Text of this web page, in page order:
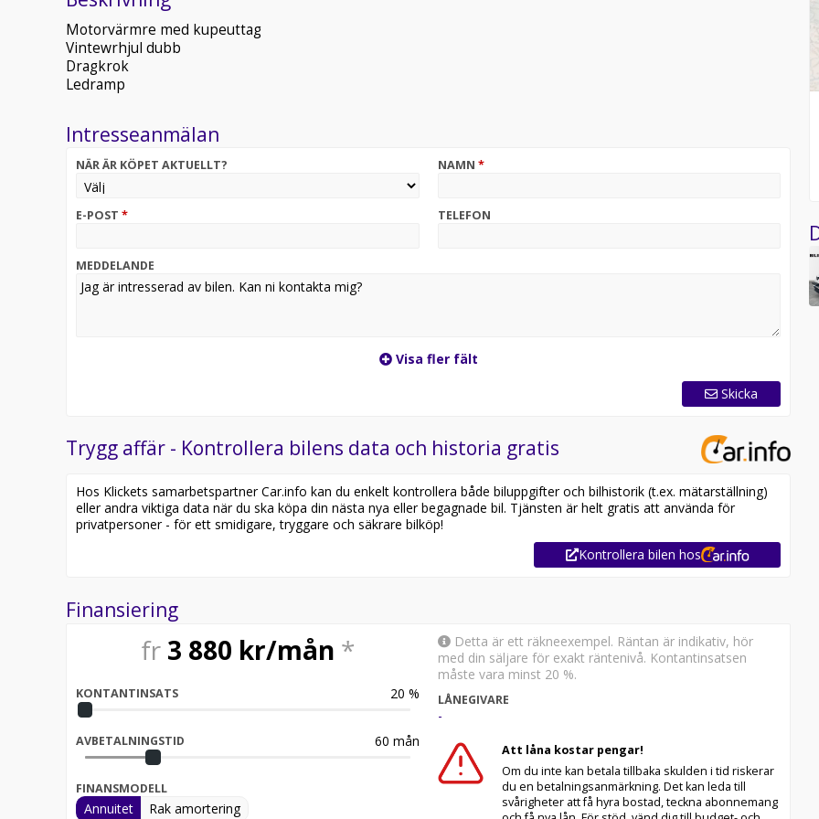
Motorvärmre med kupeuttag
Vintewrhjul dubb
Dragkrok
Ledramp
Intresseanmälan
NÄR ÄR KÖPET AKTUELLT? NAMN *
E-POST * TELEFON
MEDDELANDE
Visa fler fält
Skicka
Trygg affär - Kontrollera bilens data och historia gratis
Hos Klickets samarbetspartner Car.info kan du enkelt kontrollera både biluppgifter och bilhistorik (t.ex. mätarställning)
eller andra viktiga data när du ska köpa din nästa nya eller begagnade bil. Tjänsten är helt gratis att använda för
privatpersoner - för ett smidigare, tryggare och säkrare bilköp!
Kontrollera bilen hos
Finansiering
fr 3 880 kr/mån *
KONTANTINSATS 20 %
AVBETALNINGSTID 60 mån
FINANSMODELL
Annuitet Rak amortering
Detta är ett räkneexempel. Räntan är indikativ, hör
med din säljare för exakt räntenivå. Kontantinsatsen
måste vara minst 20 %.
LÅNEGIVARE
-
Att låna kostar pengar!
Om du inte kan betala tillbaka skulden i tid riskerar
du en betalningsanmärkning. Det kan leda till
svårigheter att få hyra bostad, teckna abonnemang